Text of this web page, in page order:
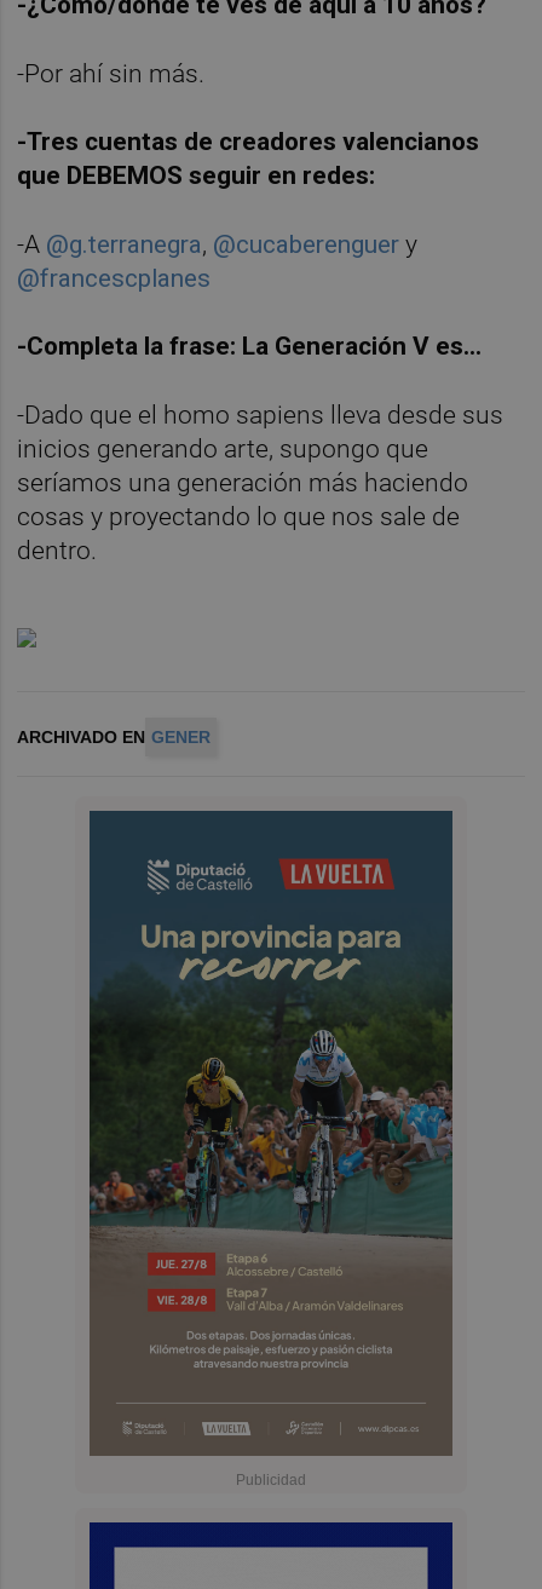
-Por ahí sin más.
-Tres cuentas de creadores valencianos
que DEBEMOS seguir en redes:
-A @g.terranegra, @cucaberenguer y
@francescplanes
-Completa la frase: La Generación V es…
-Dado que el homo sapiens lleva desde sus
inicios generando arte, supongo que
seríamos una generación más haciendo
cosas y proyectando lo que nos sale de
dentro.
ARCHIVADO EN GENER